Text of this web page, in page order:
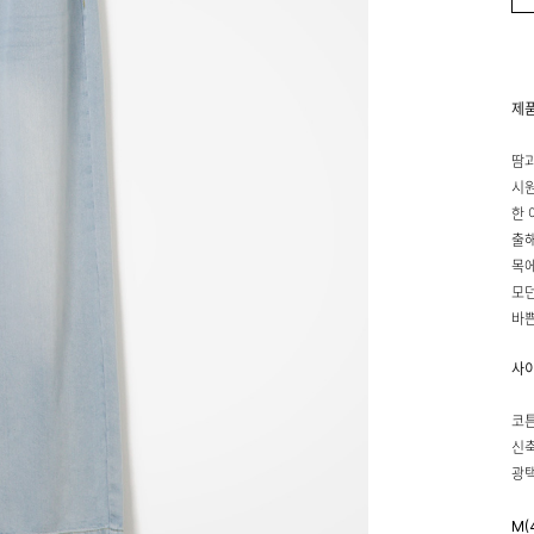
제
땀
시
한
출
목
모
바
사
코
신
광